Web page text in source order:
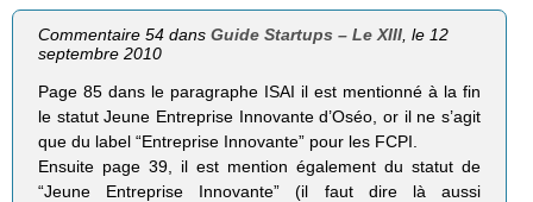
Commentaire 54 dansGuide Startups – Le XIII , le 12
septembre 2010
Page 85 dans le paragraphe ISAI il est mentionné à la fin
le statut Jeune Entreprise Innovante d’Oséo, or il ne s’agit
que du label “Entreprise Innovante” pour les FCPI.
Ensuite page 39, il est mention également du statut de
“Jeune Entreprise Innovante” (il faut dire là aussi